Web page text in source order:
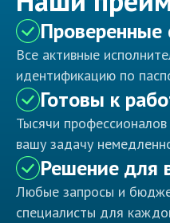
Проверенные
Все активные
идентификацию по
Готовы к
Тысячи
вашу задачу
Решение для
Любые запросы и
специалисты для